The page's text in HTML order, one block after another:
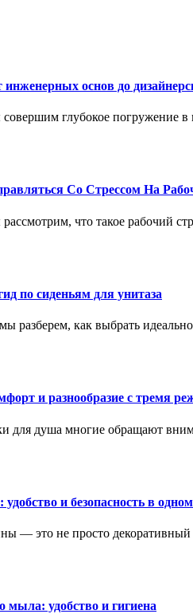
основ до
глубокое погружение в
Со Стрессом На
что такое рабочий
по сиденьям для унитаза
разберем, как выбрать
и разнообразие с тремя
для душа многие обращают
и безопасность в
— это не просто
мыла: удобство и гигиена